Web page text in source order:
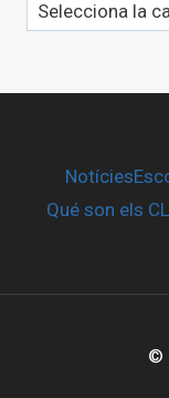
Categories
Notícies
Qué son els
©